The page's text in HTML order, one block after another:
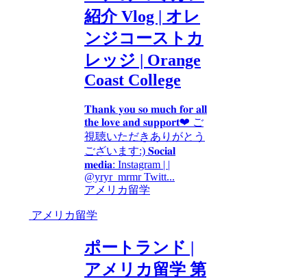
紹介 Vlog | オレ
ンジコーストカ
レッジ | Orange
Coast College
𝐓𝐡𝐚𝐧𝐤 𝐲𝐨𝐮 𝐬𝐨 𝐦𝐮𝐜𝐡 𝐟𝐨𝐫 𝐚𝐥𝐥
𝐭𝐡𝐞 𝐥𝐨𝐯𝐞 𝐚𝐧𝐝 𝐬𝐮𝐩𝐩𝐨𝐫𝐭❤︎ ご
視聴いただきありがとう
ございます:) 𝐒𝐨𝐜𝐢𝐚𝐥
𝐦𝐞𝐝𝐢𝐚: Instagram | |
@yryr_mrmr Twitt...
アメリカ留学
アメリカ留学
ポートランド |
アメリカ留学 第